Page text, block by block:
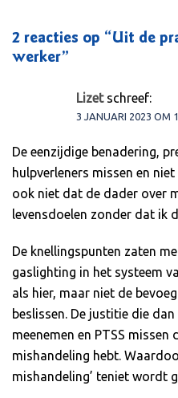
2 reacties op “Uit de
werker”
Lizet schreef:
3 JANUARI 2023 OM
De eenzijdige benadering,
hulpverleners missen en
ook niet dat de dader over
levensdoelen zonder dat ik
De knellingspunten zaten
gaslighting in het systeem
als hier, maar niet de
beslissen. De justitie die
meenemen en PTSS missen
mishandeling hebt.
mishandeling’ teniet wordt